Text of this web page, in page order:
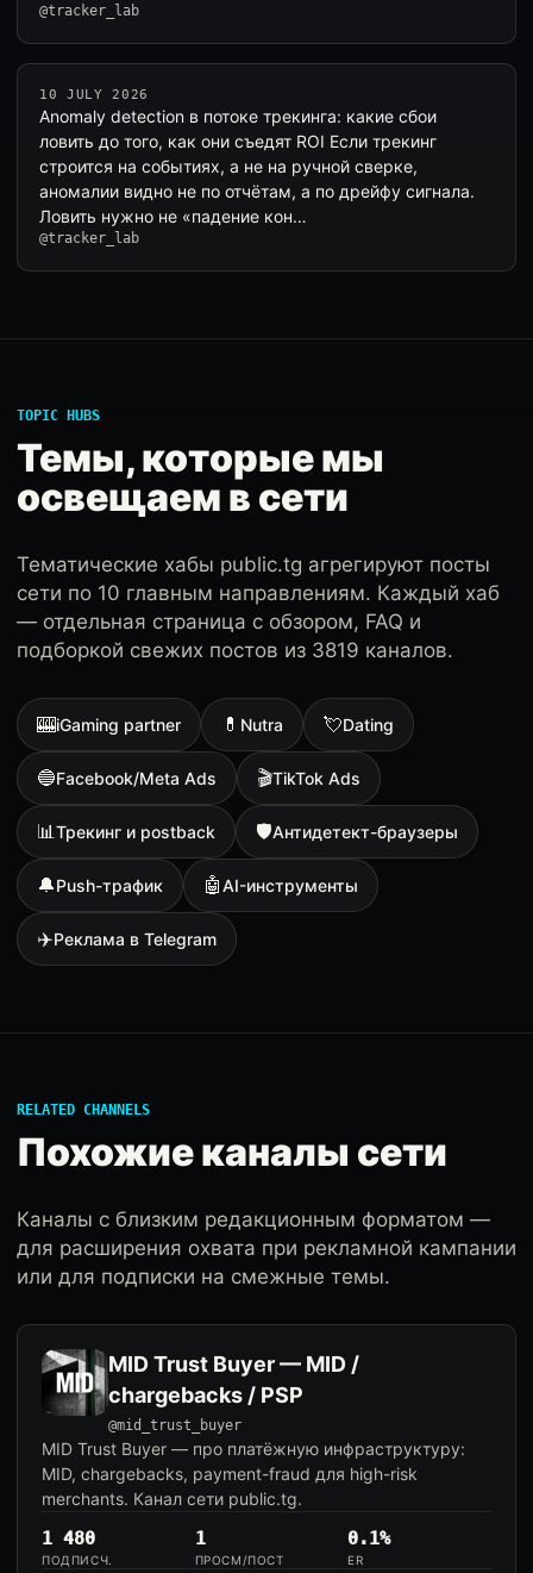
@tracker_lab
10 JULY 2026
Anomaly detection в потоке трекинга: какие сбои
ловить до того, как они съедят ROI Если трекинг
строится на событиях, а не на ручной сверке,
аномалии видно не по отчётам, а по дрейфу сигнала.
Ловить нужно не «падение кон…
@tracker_lab
TOPIC HUBS
Темы, которые мы
освещаем в сети
Тематические хабы public.tg агрегируют посты
сети по 10 главным направлениям. Каждый хаб
— отдельная страница с обзором, FAQ и
подборкой свежих постов из 3819 каналов.
🎰iGaming partner 💊 Nutra 💘Dating
🔵Facebook/Meta Ads 🎬TikTok Ads
📊Трекинг и postback 🛡Антидетект-браузеры
🔔Push-трафик 🤖AI-инструменты
✈️Реклама в Telegram
RELATED CHANNELS
Похожие каналы сети
Каналы с близким редакционным форматом —
для расширения охвата при рекламной кампании
или для подписки на смежные темы.
MID Trust Buyer — MID /
chargebacks / PSP
@mid_trust_buyer
MID Trust Buyer — про платёжную инфраструктуру:
MID, chargebacks, payment-fraud для high-risk
merchants. Канал сети public.tg.
1 480
ПОДПИСЧ.
1
ПРОСМ/ПОСТ
0.1%
ER